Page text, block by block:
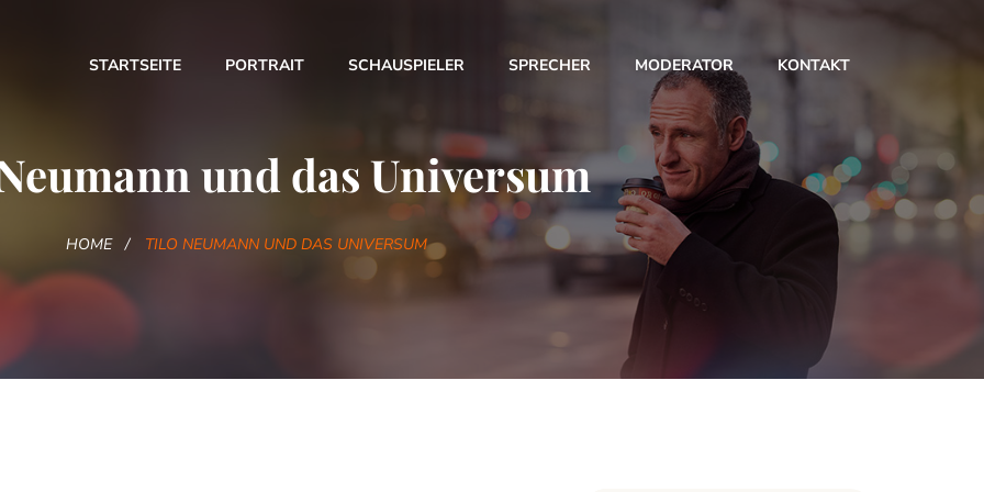
STARTSEITE PORTRAIT SCHAUSPIELER SPRECHER MODERATOR KONTAKT
und das Universum
HOME TILO NEUMANN UND DAS UNIVERSUM